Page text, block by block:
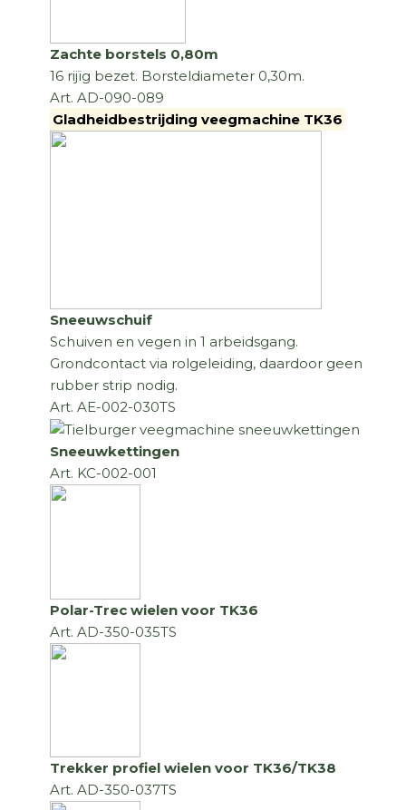
Zachte borstels 0,80m
16 rijïg bezet. Borsteldiameter 0,30m.
Art. AD-090-089
Gladheidbestrijding veegmachine TK36
Sneeuwschuif
Schuiven en vegen in 1 arbeidsgang.
Grondcontact via rolgeleiding, daardoor geen
rubber strip nodig.
Art. AE-002-030TS
Sneeuwkettingen
Art. KC-002-001
Polar-Trec wielen voor TK36
Art. AD-350-035TS
Trekker profiel wielen voor TK36/TK38
Art. AD-350-037TS